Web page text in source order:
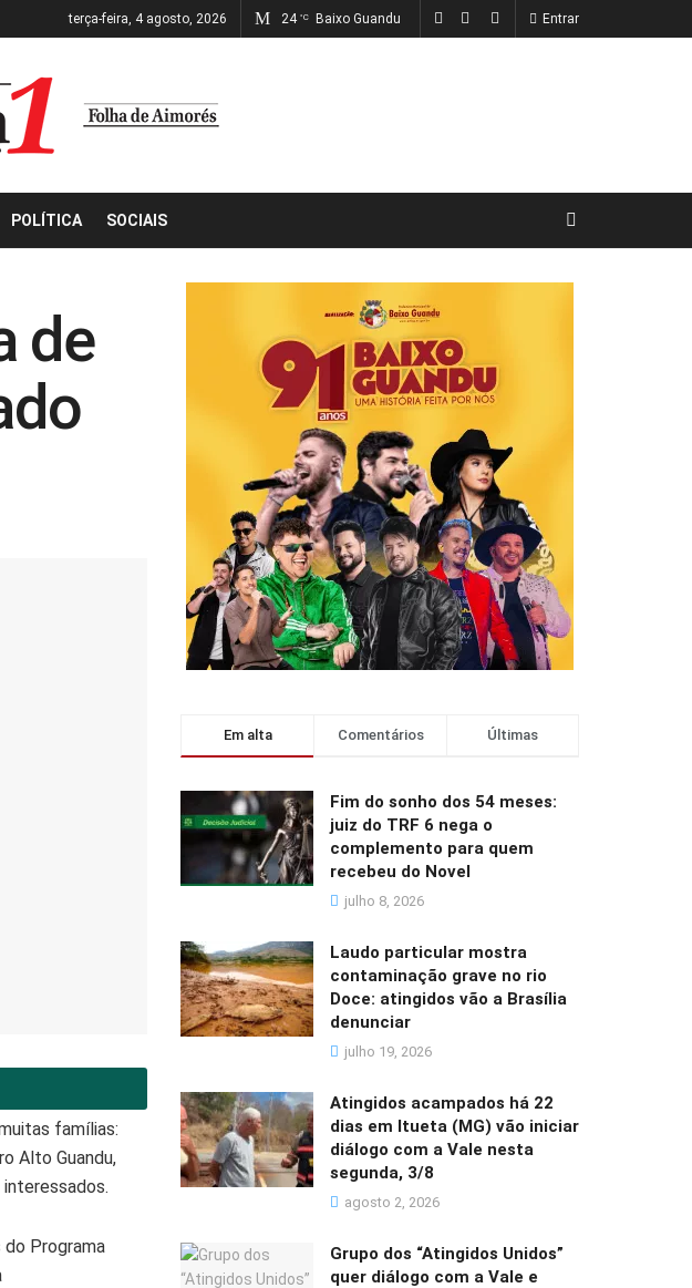
terça-feira, 4 agosto, 2026 24 °C Baixo Guandu Entrar
POLÍTICA SOCIAIS
de
famílias:
Alto Guandu,
do Programa
Em alta Comentários Últimas
Fim do sonho dos 54 meses:
juiz do TRF 6 nega o
complemento para quem
recebeu do Novel
julho 8, 2026
Laudo particular mostra
contaminação grave no rio
Doce: atingidos vão a Brasília
denunciar
julho 19, 2026
Atingidos acampados há 22
dias em Itueta (MG) vão iniciar
diálogo com a Vale nesta
segunda, 3/8
agosto 2, 2026
Grupo dos “Atingidos Unidos”
quer diálogo com a Vale e